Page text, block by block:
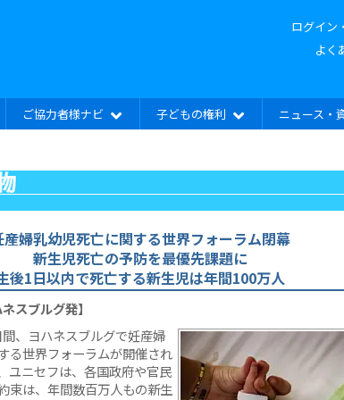
ログイン
よく
ご協力者様ナビ 子どもの権利 ニュース・
産婦乳幼児死亡に関する世界フォーラム閉幕
新生児死亡の予防を最優先課題に
後1日以内で死亡する新生児は年間100万人
スブルグ発】
、ヨハネスブルグで妊産婦
る世界フォーラムが開催され
ユニセフは、各国政府や官民
束は、年間数百万人もの新生